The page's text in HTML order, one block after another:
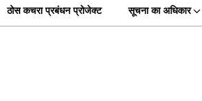
ठोस कचरा प्रबंधन प्रोजेक्ट सूचना का अधिकार